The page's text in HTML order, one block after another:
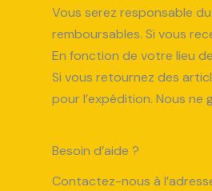
Vous serez responsable
remboursables. Si vous
En fonction de votre lieu
Si vous retournez des
pour l’expédition. Nous
Besoin d’aide ?
Contactez-nous à